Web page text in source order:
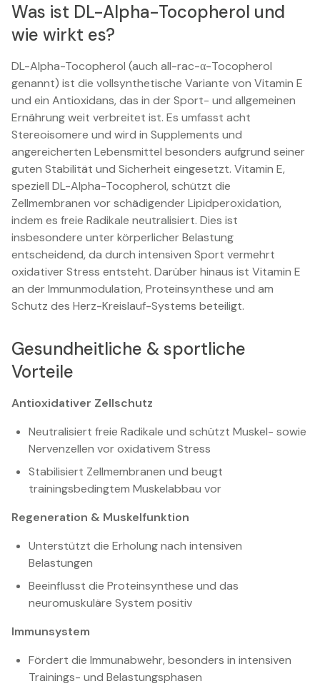
Was ist DL-Alpha-Tocopherol und
wie wirkt es?
DL-Alpha-Tocopherol (auch all-rac-α-Tocopherol
genannt) ist die vollsynthetische Variante von Vitamin E
und ein Antioxidans, das in der Sport- und allgemeinen
Ernährung weit verbreitet ist. Es umfasst acht
Stereoisomere und wird in Supplements und
angereicherten Lebensmittel besonders aufgrund seiner
guten Stabilität und Sicherheit eingesetzt. Vitamin E,
speziell DL-Alpha-Tocopherol, schützt die
Zellmembranen vor schädigender Lipidperoxidation,
indem es freie Radikale neutralisiert. Dies ist
insbesondere unter körperlicher Belastung
entscheidend, da durch intensiven Sport vermehrt
oxidativer Stress entsteht. Darüber hinaus ist Vitamin E
an der Immunmodulation, Proteinsynthese und am
Schutz des Herz-Kreislauf-Systems beteiligt.
Gesundheitliche & sportliche
Vorteile
Antioxidativer Zellschutz
Neutralisiert freie Radikale und schützt Muskel- sowie
Nervenzellen vor oxidativem Stress
Stabilisiert Zellmembranen und beugt
trainingsbedingtem Muskelabbau vor
Regeneration & Muskelfunktion
Unterstützt die Erholung nach intensiven
Belastungen
Beeinflusst die Proteinsynthese und das
neuromuskuläre System positiv
Immunsystem
Fördert die Immunabwehr, besonders in intensiven
Trainings- und Belastungsphasen